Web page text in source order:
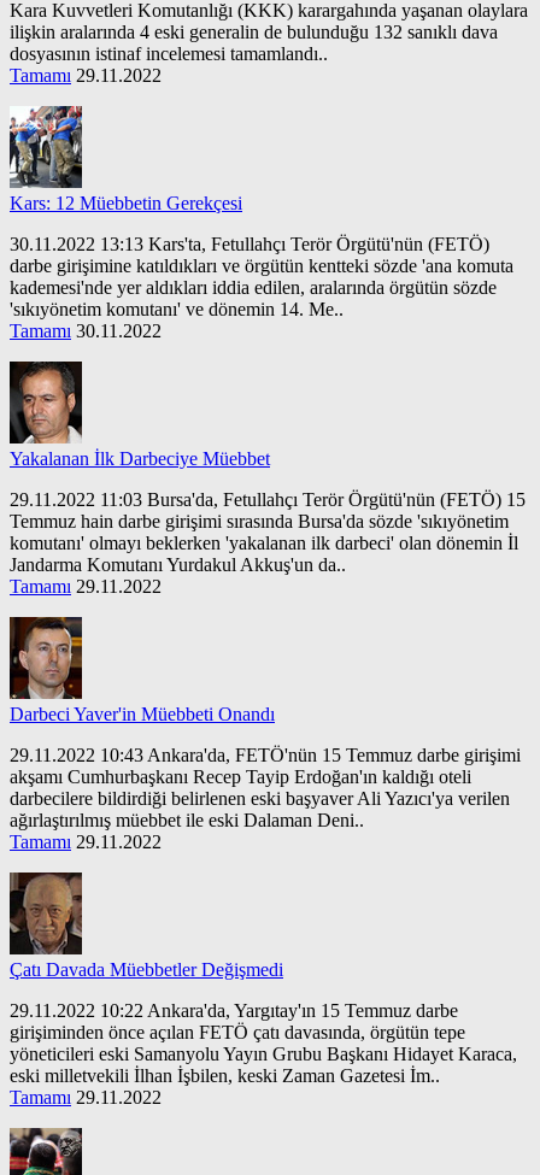
Kara Kuvvetleri Komutanlığı (KKK) karargahında yaşanan olaylara
ilişkin aralarında 4 eski generalin de bulunduğu 132 sanıklı dava
dosyasının istinaf incelemesi tamamlandı..
Tamamı 29.11.2022
Kars: 12 Müebbetin Gerekçesi
30.11.2022 13:13 Kars'ta, Fetullahçı Terör Örgütü'nün (FETÖ)
darbe girişimine katıldıkları ve örgütün kentteki sözde 'ana komuta
kademesi'nde yer aldıkları iddia edilen, aralarında örgütün sözde
'sıkıyönetim komutanı' ve dönemin 14. Me..
Tamamı 30.11.2022
Yakalanan İlk Darbeciye Müebbet
29.11.2022 11:03 Bursa'da, Fetullahçı Terör Örgütü'nün (FETÖ) 15
Temmuz hain darbe girişimi sırasında Bursa'da sözde 'sıkıyönetim
komutanı' olmayı beklerken 'yakalanan ilk darbeci' olan dönemin İl
Jandarma Komutanı Yurdakul Akkuş'un da..
Tamamı 29.11.2022
Darbeci Yaver'in Müebbeti Onandı
29.11.2022 10:43 Ankara'da, FETÖ'nün 15 Temmuz darbe girişimi
akşamı Cumhurbaşkanı Recep Tayip Erdoğan'ın kaldığı oteli
darbecilere bildirdiği belirlenen eski başyaver Ali Yazıcı'ya verilen
ağırlaştırılmış müebbet ile eski Dalaman Deni..
Tamamı 29.11.2022
Çatı Davada Müebbetler Değişmedi
29.11.2022 10:22 Ankara'da, Yargıtay'ın 15 Temmuz darbe
girişiminden önce açılan FETÖ çatı davasında, örgütün tepe
yöneticileri eski Samanyolu Yayın Grubu Başkanı Hidayet Karaca,
eski milletvekili İlhan İşbilen, keski Zaman Gazetesi İm..
Tamamı 29.11.2022